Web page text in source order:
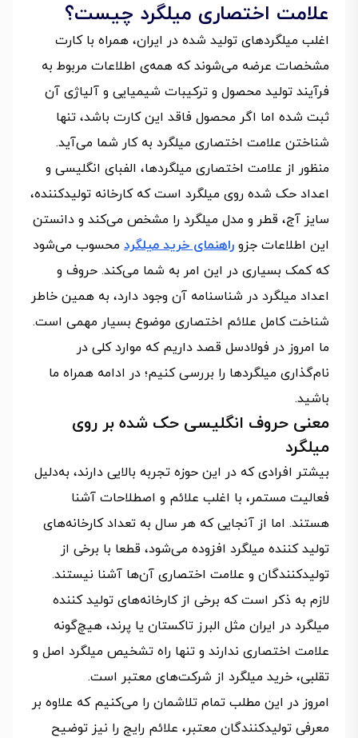
علامت اختصاری میلگرد چیست؟
اغلب میلگردهای تولید شده در ایران، همراه با کارت
مشخصات عرضه می‌شوند که همه‌ی اطلاعات مربوط به
فرآیند تولید محصول و ترکیبات شیمیایی و آلیاژی آن
ثبت شده اما اگر محصول فاقد این کارت باشد، تنها
شناختن علامت اختصاری میلگرد به کار شما ‌می‌آید.
منظور از علامت اختصاری میلگردها، الفبای انگلیسی و
اعداد حک شده روی میلگرد است که کارخانه تولیدکننده،
سایز آج، قطر و مدل میلگرد را مشخص می‌کند و دانستن
این اطلاعات جزو راهنمای خرید میلگرد محسوب می‌شود
که کمک بسیاری در این امر به شما می‌کند. حروف و
اعداد میلگرد در شناسنامه‌ آن وجود دارد، به همین خاطر
شناخت کامل علائم اختصاری موضوع بسیار مهمی است.
ما امروز در فولادسل قصد داریم که موارد کلی در
نام‌گذاری میلگردها را بررسی کنیم؛ در ادامه همراه ما
باشید.
معنی حروف انگلیسی حک‌ شده بر روی
میلگرد
بیشتر افرادی که در این حوزه تجربه بالایی دارند، به‌دلیل
فعالیت مستمر، با اغلب علائم و اصطلاحات آشنا
هستند. اما از آنجایی که هر سال به تعداد کارخانه‌های
تولید کننده میلگرد افزوده می‌شود، قطعا با برخی از
تولیدکنندگان و علامت اختصاری آن‌ها آشنا نیستند.
لازم به ذکر است که برخی از کارخانه‌های تولید کننده
میلگرد در ایران مثل البرز تاکستان یا پرند، هیچ‌گونه
علامت اختصاری ندارند و تنها راه تشخیص میلگرد اصل و
تقلبی، خرید میلگرد از شرکت‌های معتبر است.
امروز در این مطلب تمام تلاشمان را می‌کنیم که علاوه بر
معرفی تولیدکنندگان معتبر، علائم رایج را نیز توضیح